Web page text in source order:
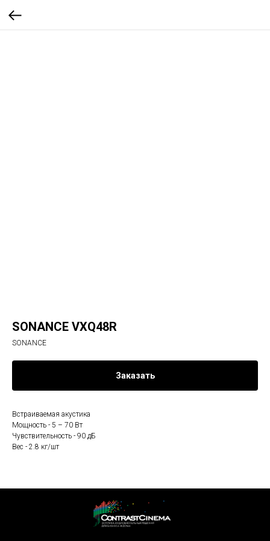
SONANCE VXQ48R
SONANCE
Заказать
Встраиваемая акустика
Мощность - 5 – 70 Вт
Чувствительность - 90 дБ
Вес - 2.8 кг/шт